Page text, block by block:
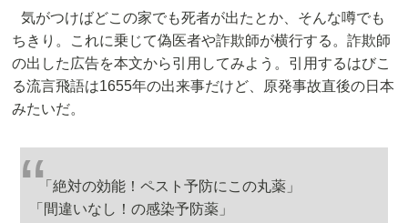
気がつけばどこの家でも死者が出たとか、そんな噂でも
ちきり。これに乗じて偽医者や詐欺師が横行する。詐欺師
の出した広告を本文から引用してみよう。引用するはびこ
る流言飛語は1655年の出来事だけど、原発事故直後の日本
みたいだ。
「絶対の効能！ペスト予防にこの丸薬」
「間違いなし！の感染予防薬」